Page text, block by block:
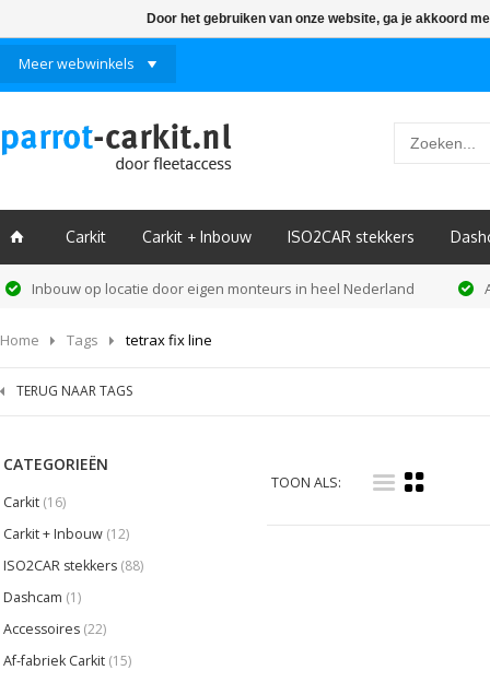
Meer webwinkels
ï Carkit Carkit + Inbouw ISO2CAR stekkers
Inbouw op locatie door eigen monteurs in heel Nederland
Home Tags tetrax fix line
TERUG NAAR TAGS
CATEGORIEËN
Carkit (16)
Carkit + Inbouw (12)
ISO2CAR stekkers (88)
Dashcam (1)
Accessoires (22)
Af-fabriek Carkit (15)
TOON ALS: i k
Door het gebruiken van onze website, ga je akkoord